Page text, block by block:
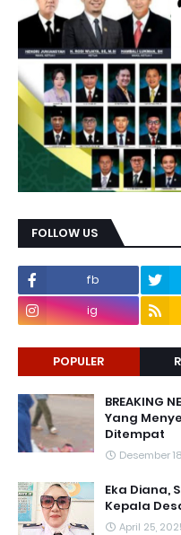
FOLLOW US
fb
ig
POPULER
BREAKING
Yang
Ditempat
Desember
Eka Diana,
Kepala
April 25,